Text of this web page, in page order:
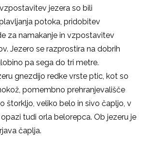
jezera so bili
potoka, pridobitev
za namakanje in vzpostavitev
Jezero se razprostira na dobrih
pa sega do tri metre.
gnezdijo redke vrste ptic, kot so
pomembno prehranjevališče
štorkljo, veliko belo in sivo čapljo, v
tudi orla belorepca. Ob jezeru je
čaplja.